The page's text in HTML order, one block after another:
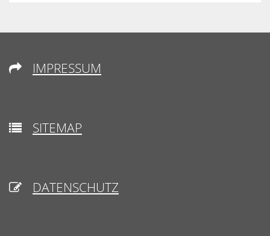
 IMPRESSUM
 SITEMAP
 DATENSCHUTZ